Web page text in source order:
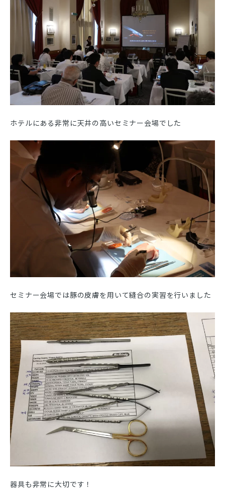
ホテルにある非常に天井の高いセミナー会場でした
セミナー会場では豚の皮膚を用いて縫合の実習を行いました
器具も非常に大切です！